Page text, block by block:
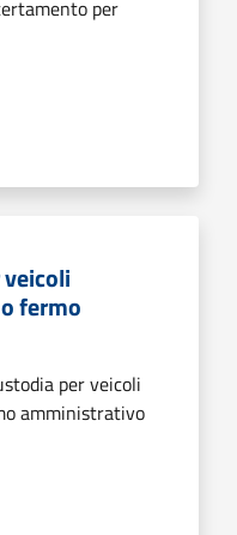
per
fermo
per veicoli
amministrativo